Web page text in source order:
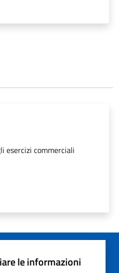
esercizi commerciali
le informazioni